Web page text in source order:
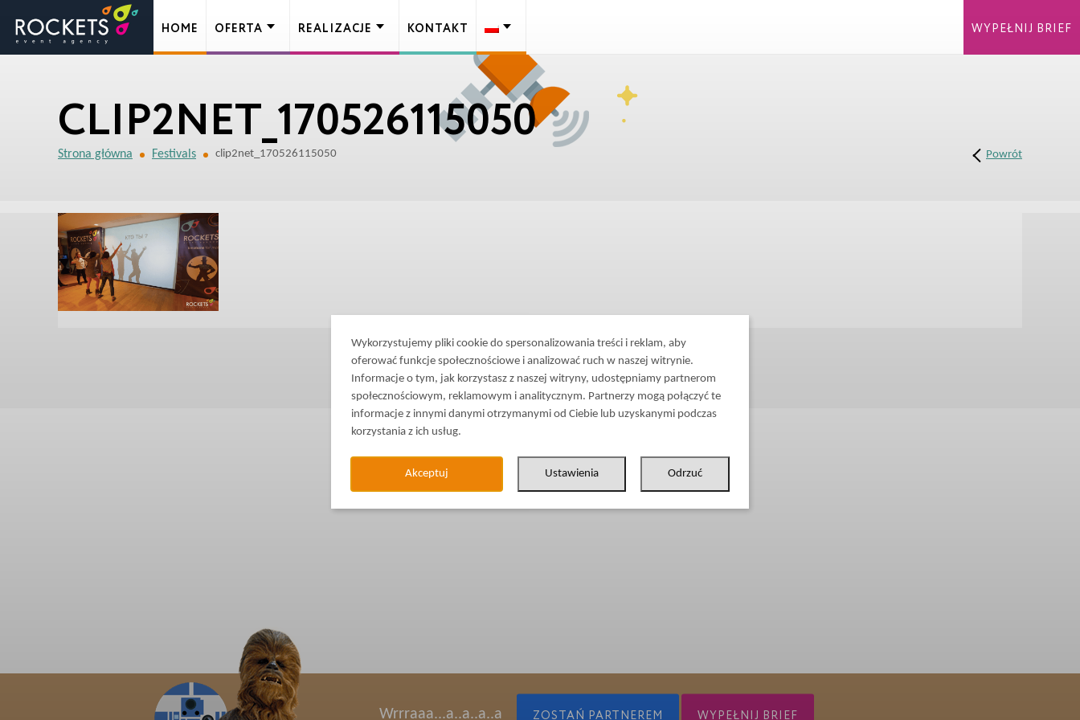
CLIP2NET_170526115050
Strona główna Festivals clip2net_170526115050 Powrót
Wrrraaa...a..a..a..a ZOSTAŃ PARTNEREM WYPEŁNIJ BRIEF
HOME OFERTA REALIZACJE KONTAKT WYPEŁNIJ BRIEF
Wykorzystujemy pliki cookie do spersonalizowania treści i reklam, aby
oferować funkcje społecznościowe i analizować ruch w naszej witrynie.
Informacje o tym, jak korzystasz z naszej witryny, udostępniamy partnerom
społecznościowym, reklamowym i analitycznym. Partnerzy mogą połączyć te
informacje z innymi danymi otrzymanymi od Ciebie lub uzyskanymi podczas
korzystania z ich usług.
Akceptuj Ustawienia Odrzuć